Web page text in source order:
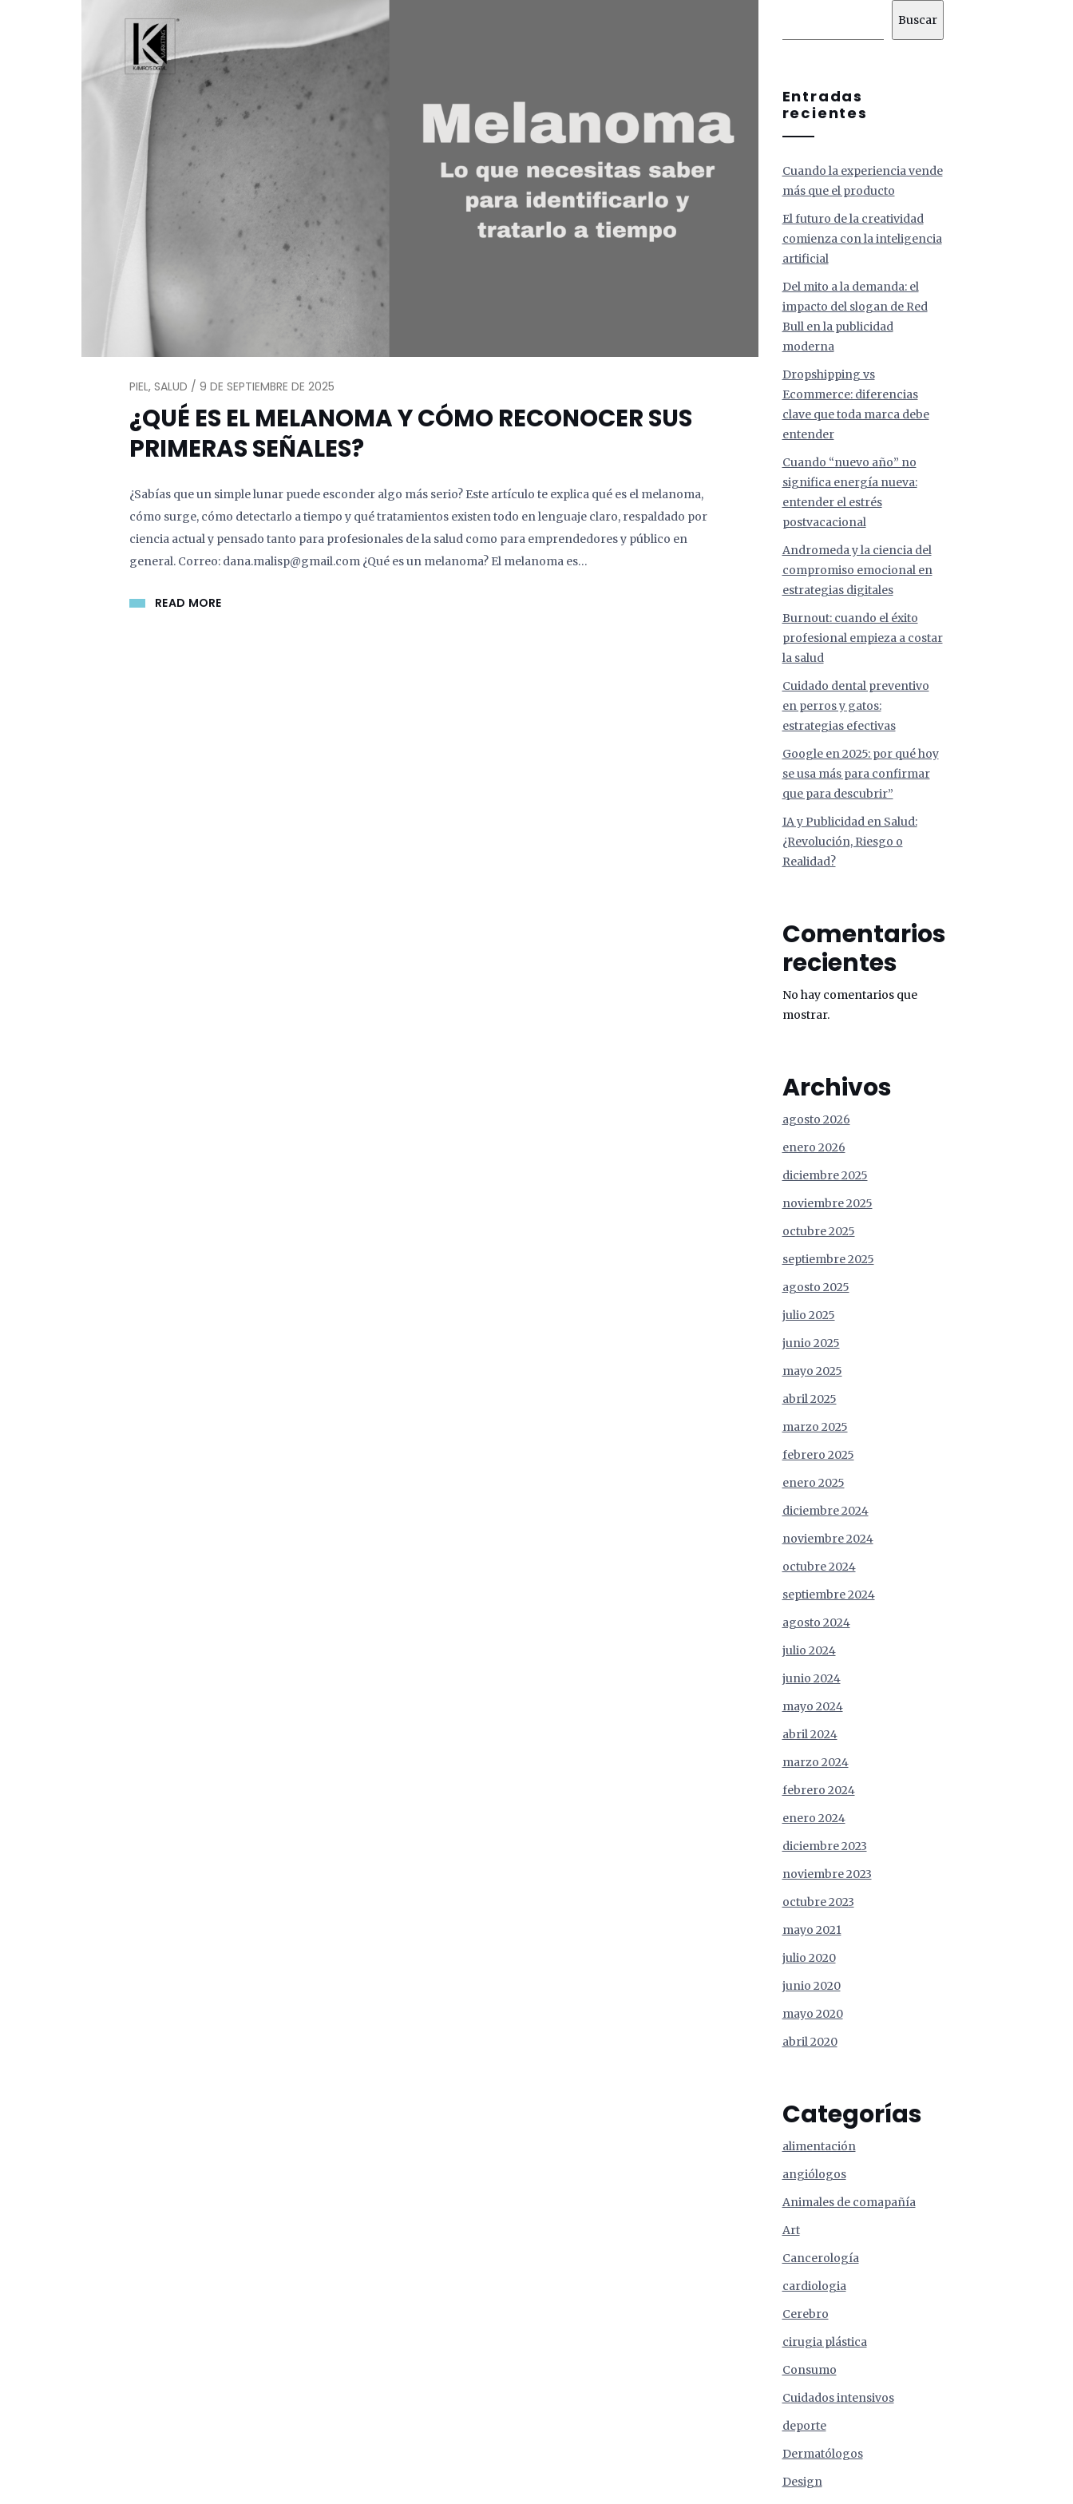
PIEL, SALUD / 9 DE SEPTIEMBRE DE 2025
¿QUÉ ES EL MELANOMA Y CÓMO RECONOCER SUS
PRIMERAS SEÑALES?
¿Sabías que un simple lunar puede esconder algo más serio? Este artículo te explica qué es el melanoma,
cómo surge, cómo detectarlo a tiempo y qué tratamientos existen todo en lenguaje claro, respaldado por
ciencia actual y pensado tanto para profesionales de la salud como para emprendedores y público en
general. Correo: dana.malisp@gmail.com ¿Qué es un melanoma? El melanoma es…
READ MORE
Buscar
Entradas
recientes
Cuando la experiencia vende
más que el producto
El futuro de la creatividad
comienza con la inteligencia
artificial
Del mito a la demanda: el
impacto del slogan de Red
Bull en la publicidad
moderna
Dropshipping vs
Ecommerce: diferencias
clave que toda marca debe
entender
Cuando “nuevo año” no
significa energía nueva:
entender el estrés
postvacacional
Andromeda y la ciencia del
compromiso emocional en
estrategias digitales
Burnout: cuando el éxito
profesional empieza a costar
la salud
Cuidado dental preventivo
en perros y gatos:
estrategias efectivas
Google en 2025: por qué hoy
se usa más para confirmar
que para descubrir”
IA y Publicidad en Salud:
¿Revolución, Riesgo o
Realidad?
Comentarios
recientes
No hay comentarios que
mostrar.
Archivos
agosto 2026
enero 2026
diciembre 2025
noviembre 2025
octubre 2025
septiembre 2025
agosto 2025
julio 2025
junio 2025
mayo 2025
abril 2025
marzo 2025
febrero 2025
enero 2025
diciembre 2024
noviembre 2024
octubre 2024
septiembre 2024
agosto 2024
julio 2024
junio 2024
mayo 2024
abril 2024
marzo 2024
febrero 2024
enero 2024
diciembre 2023
noviembre 2023
octubre 2023
mayo 2021
julio 2020
junio 2020
mayo 2020
abril 2020
Categorías
alimentación
angiólogos
Animales de comapañía
Art
Cancerología
cardiologia
Cerebro
cirugia plástica
Consumo
Cuidados intensivos
deporte
Dermatólogos
Design